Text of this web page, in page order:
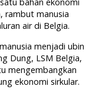
rambut manusia
air di Belgia.
menjadi ubin
Dung, LSM Belgia,
mengembangkan
ekonomi sirkular.